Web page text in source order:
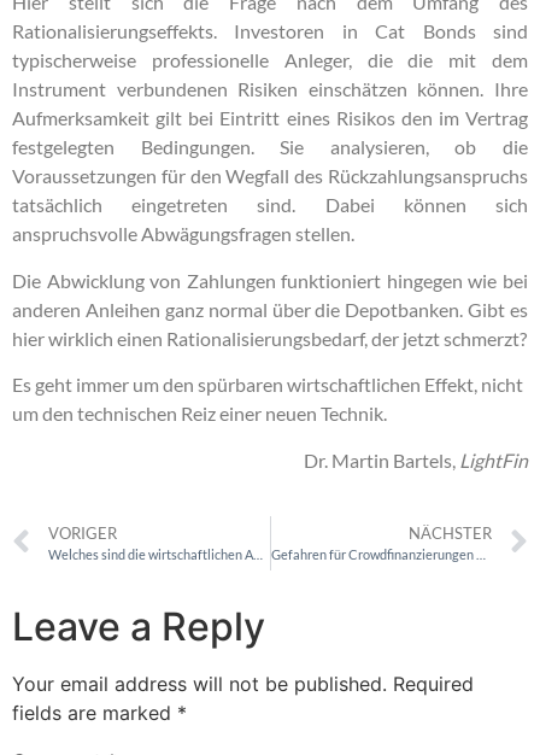
Rationalisierungseffekts. Investoren in Cat Bonds sind
typischerweise professionelle Anleger, die die mit dem
Instrument verbundenen Risiken einschätzen können. Ihre
Aufmerksamkeit gilt bei Eintritt eines Risikos den im Vertrag
festgelegten Bedingungen. Sie analysieren, ob die
Voraussetzungen für den Wegfall des Rückzahlungsanspruchs
tatsächlich eingetreten sind. Dabei können sich
anspruchsvolle Abwägungsfragen stellen.
Die Abwicklung von Zahlungen funktioniert hingegen wie bei
anderen Anleihen ganz normal über die Depotbanken. Gibt es
hier wirklich einen Rationalisierungsbedarf, der jetzt schmerzt?
Es geht immer um den spürbaren wirtschaftlichen Effekt, nicht
um den technischen Reiz einer neuen Technik.
Dr. Martin Bartels, LightFin
VORIGER NÄCHSTER
Leave a Reply
Your email address will not be published. Required
fields are marked *